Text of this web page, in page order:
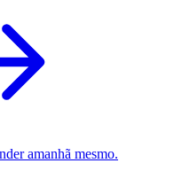
amanhã mesmo.